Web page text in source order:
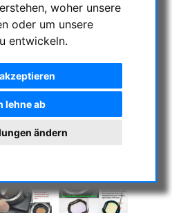
woher unsere
oder um unsere
entwickeln.
lehne ab
ändern